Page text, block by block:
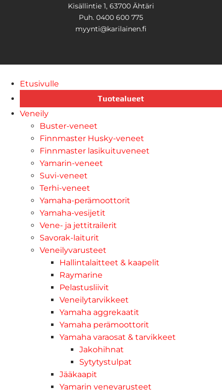
Kisällintie 1, 63700 Ähtäri
Puh. 0400 600 775
myynti@karilainen.fi
Etusivulle
Tuotealueet
Veneily
Buster-veneet
Finnmaster Husky-veneet
Finnmaster lasikuituveneet
Yamarin-veneet
Suvi-veneet
Terhi-veneet
Yamaha-perämoottorit
Yamaha-vesijetit
Vene- ja jettitrailerit
Savorak-laiturit
Veneilyvarusteet
Hallintalaitteet & kaapelit
Raymarine
Pelastusliivit
Veneilytarvikkeet
Yamaha aggrekaatit
Yamaha perämoottorit
Yamaha varaosat & tarvikkeet
Jakohihnat
Sytytystulpat
Jääkaapit
Yamarin venevarusteet